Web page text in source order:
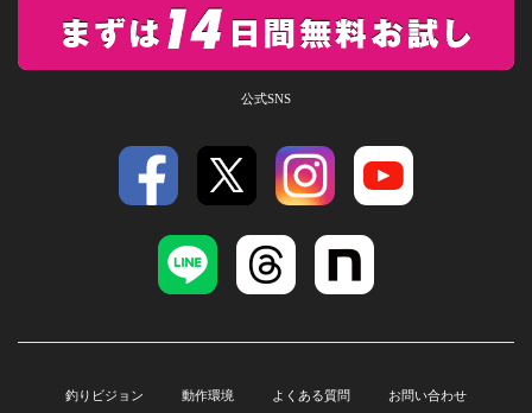
公式SNS
釣りビジョン 動作環境 よくある質問 お問い合わせ